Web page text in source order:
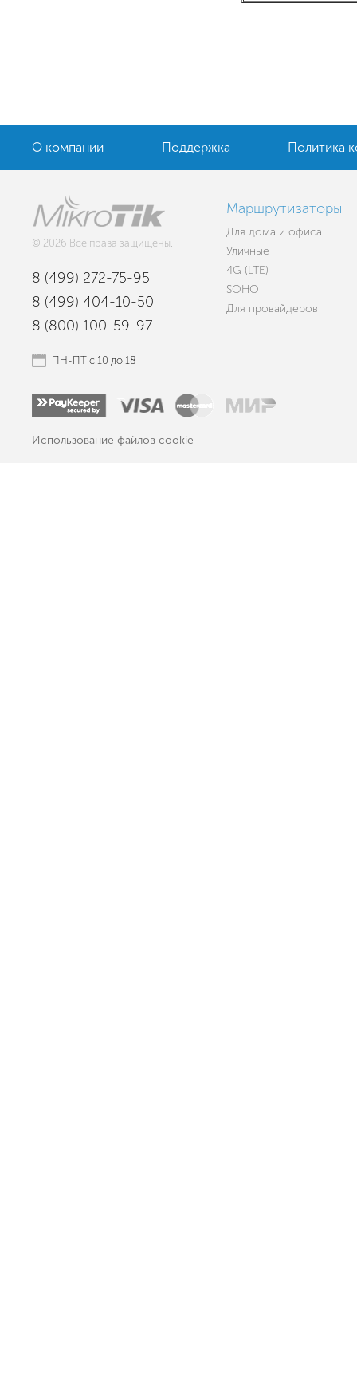
О компании Поддержка Политика
© 2026 Все права защищены.
8 (499) 272-75-95
8 (499) 404-10-50
8 (800) 100-59-97
ПН-ПТ с 10 до 18
Маршрутизаторы
Для дома и офиса
Уличные
4G (LTE)
SOHO
Для провайдеров
Использование файлов cookie